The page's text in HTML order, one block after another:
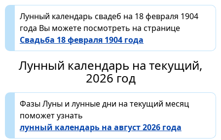
Лунный календарь свадеб на 18 февраля 1904
года Вы можете посмотреть на странице
Свадьба 18 февраля 1904 года
Лунный календарь на текущий,
2026 год
Фазы Луны и лунные дни на текущий месяц
поможет узнать
лунный календарь на август 2026 года